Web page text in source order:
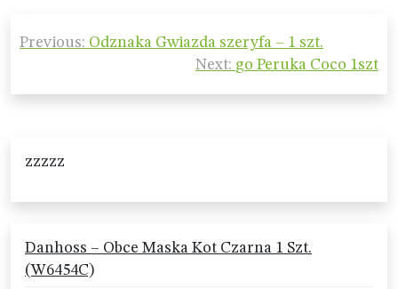
Nawigacja
wpisu
Previous: Odznaka Gwiazda szeryfa – 1 szt.
Next: go Peruka Coco 1szt
zzzzz
Danhoss – Obce Maska Kot Czarna 1 Szt.
(W6454C)